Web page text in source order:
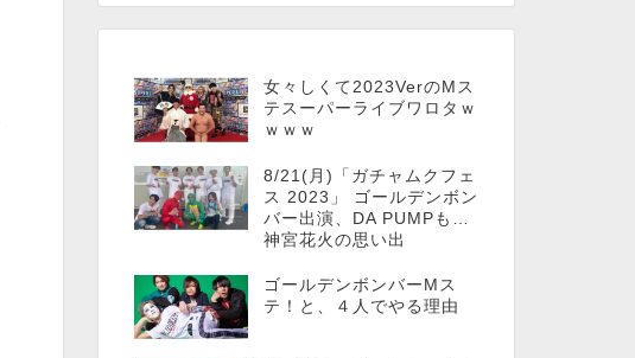
女々しくて2023VerのMス
テスーパーライブワロタｗ
ｗｗｗ
8/21(月)「ガチャムクフェ
ス 2023」 ゴールデンボン
バー出演、DA PUMPも…
神宮花火の思い出
ゴールデンボンバーMス
テ！と、４人でやる理由